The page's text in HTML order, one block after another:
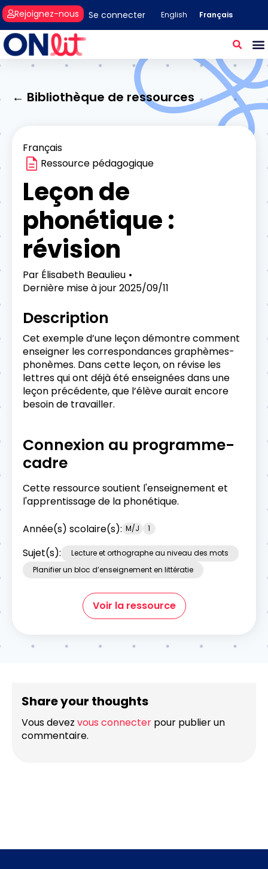
Se connecter
Rejoignez-nous English Français
← Bibliothèque de ressources
Français
Ressource pédagogique
Leçon de
phonétique :
révision
Par Élisabeth Beaulieu
Dernière mise à jour2025/09/11
Description
Cet exemple d’une leçon démontre comment
enseigner les correspondances graphèmes-
phonèmes. Dans cette leçon, on révise les
lettres qui ont déjà été enseignées dans une
leçon précédente, que l’élève aurait encore
besoin de travailler.
Connexion au programme-
cadre
Cette ressource soutient l'enseignement et
l'apprentissage de la phonétique.
Année(s) scolaire(s): M/J 1
Sujet(s):
Lecture et orthographe au niveau des mots
Planifier un bloc d’enseignement en littératie
Voir la ressource
Share your thoughts
Vous devez vous connecter pour publier un
commentaire.